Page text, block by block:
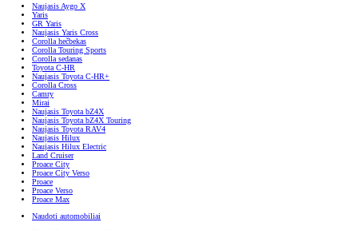
Naujasis Aygo X
Yaris
GR Yaris
Naujasis Yaris Cross
Corolla hečbekas
Corolla Touring Sports
Corolla sedanas
Toyota C-HR
Naujasis Toyota C-HR+
Corolla Cross
Camry
Mirai
Naujasis Toyota bZ4X
Naujasis Toyota bZ4X Touring
Naujasis Toyota RAV4
Naujasis Hilux
Naujasis Hilux Electric
Land Cruiser
Proace City
Proace City Verso
Proace
Proace Verso
Proace Max
Naudoti automobiliai